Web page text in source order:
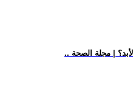
| مجلة الصحة